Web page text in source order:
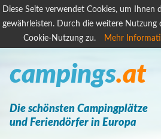
Diese Seite verwendet Cookies, um Ihnen
gewährleisten. Durch die weitere Nutzung
Cookie-Nutzung zu.
Mehr
campings.at
Die schönsten Campingplätze
und Feriendörfer in Europa